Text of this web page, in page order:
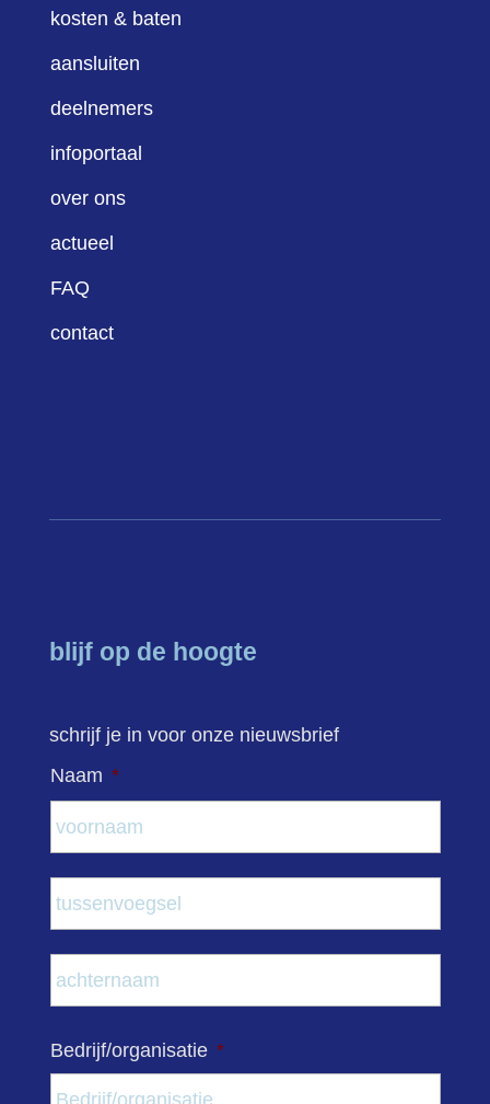
kosten & baten
aansluiten
deelnemers
infoportaal
over ons
actueel
FAQ
contact
blijf op de hoogte
schrijf je in voor onze nieuwsbrief
Naam *
Bedrijf/organisatie *